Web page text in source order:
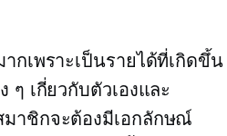
กเพราะเป็นรายได้ที่เกิดขึ้น
เกี่ยวกับตัวเองและ
าชิกจะต้องมีเอกลักษณ์